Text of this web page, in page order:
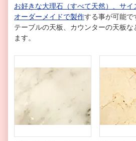
お好きな大理石（すべて天然）、サ
オーダーメイドで製作する事が可能で
テーブルの天板、カウンターの天板
ます。